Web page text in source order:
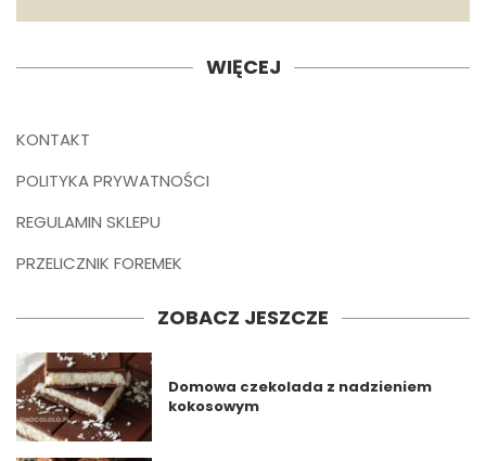
WIĘCEJ
KONTAKT
POLITYKA PRYWATNOŚCI
REGULAMIN SKLEPU
PRZELICZNIK FOREMEK
ZOBACZ JESZCZE
Domowa czekolada z nadzieniem
kokosowym